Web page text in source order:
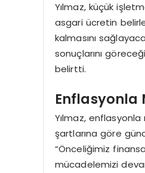
Yılmaz, küçük
asgari ücretin
kalmasını
sonuçlarını
belirtti.
Enflasyonla
Yılmaz,
şartlarına göre
“Önceliğimiz
mücadelemizi